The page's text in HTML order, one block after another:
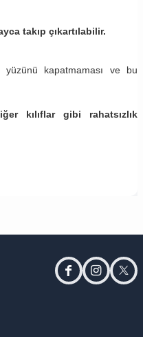
takıp çıkartılabilir.
yüzünü kapatmaması ve bu
kılıflar gibi rahatsızlık
facebookinstagram